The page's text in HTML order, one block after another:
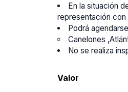
En la situación
representación con
Podrá
Canelones
No se realiza
Valor